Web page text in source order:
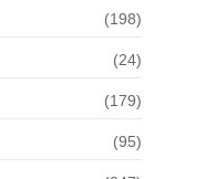
(198)
(24)
(179)
(95)